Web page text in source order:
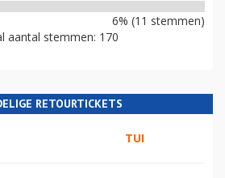
6% (11 stemmen)
aantal stemmen: 170
RETOURTICKETS
TUI